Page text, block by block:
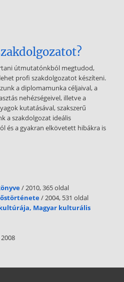
útmutatónkból megtudod,
profi szakdolgozatot készíteni.
a diplomamunka céljaival, a
nehézségeivel, illetve a
kutatásával, szakszerű
a szakdolgozat ideális
és a gyakran elkövetett hibákra is
/ 2010, 365 oldal
őstörténete/ 2004, 531 oldal
kultúrája, Magyar kulturális